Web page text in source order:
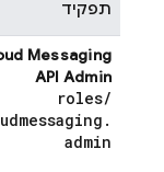
תפקיד
Messaging
API Admin
roles/
.
admin